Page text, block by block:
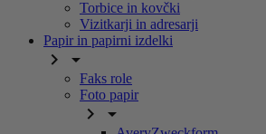
Torbice in kovčki
Vizitkarji in adresarji
Papir in papirni izdelki
 
Faks role
Foto papir
 